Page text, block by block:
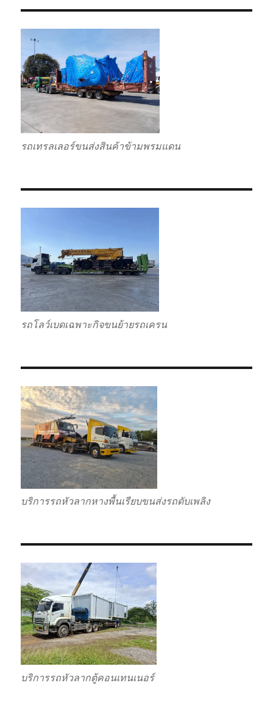
รถเทรลเลอร์ขนส่งสินค้าข้ามพรมแดน
รถโลว์เบดเฉพาะกิจขนย้ายรถเครน
บริการรถหัวลากหางพื้นเรียบขนส่งรถดับเพลิง
บริการรถหัวลากตู้คอนเทนเนอร์